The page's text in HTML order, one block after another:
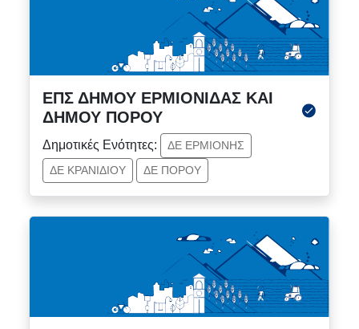
ΕΠΣ ΔΗΜΟΥ ΕΡΜΙΟΝΙΔΑΣ ΚΑΙ
ΔΗΜΟΥ ΠΟΡΟΥ
Δημοτικές Ενότητες:
ΔΕ ΕΡΜΙΟΝΗΣ
ΔΕ ΚΡΑΝΙΔΙΟΥ
ΔΕ ΠΟΡΟΥ